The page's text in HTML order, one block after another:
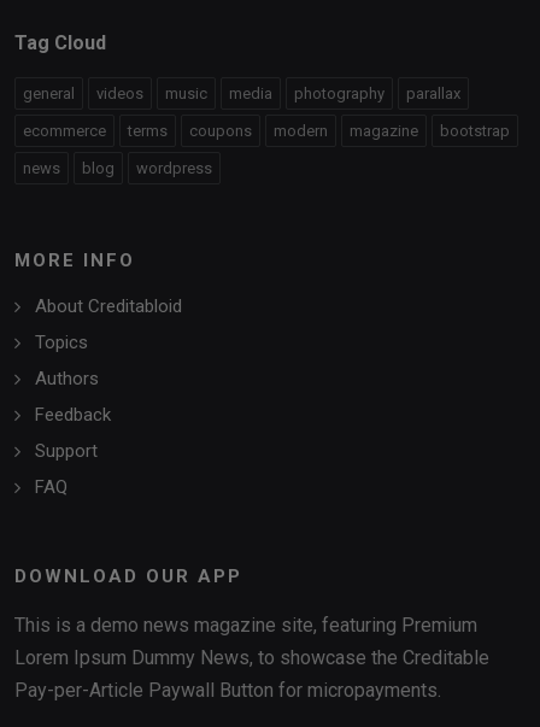
Tag Cloud
general videos music media photography parallax
ecommerce terms coupons modern magazine bootstrap
news blog wordpress
MORE INFO
About Creditabloid
Topics
Authors
Feedback
Support
FAQ
DOWNLOAD OUR APP
This is a demo news magazine site, featuring Premium
Lorem Ipsum Dummy News, to showcase the Creditable
Pay-per-Article Paywall Button for micropayments.